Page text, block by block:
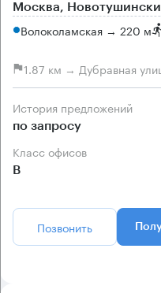
Москва,
Волоколамская → 220 м
1.87 км → Дубравная
История предложений
по запросу
Класс офисов
B
Позвонить